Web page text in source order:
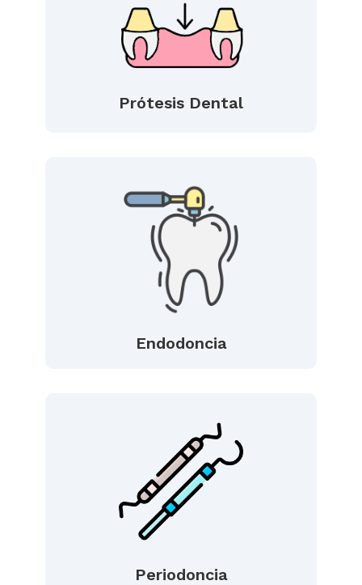
Prótesis Dental
Endodoncia
Periodoncia